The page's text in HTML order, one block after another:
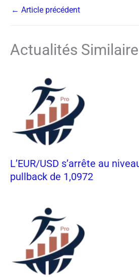
← Article précédent
Actualités
L’EUR/USD s’arrête au
pullback de 1,0972